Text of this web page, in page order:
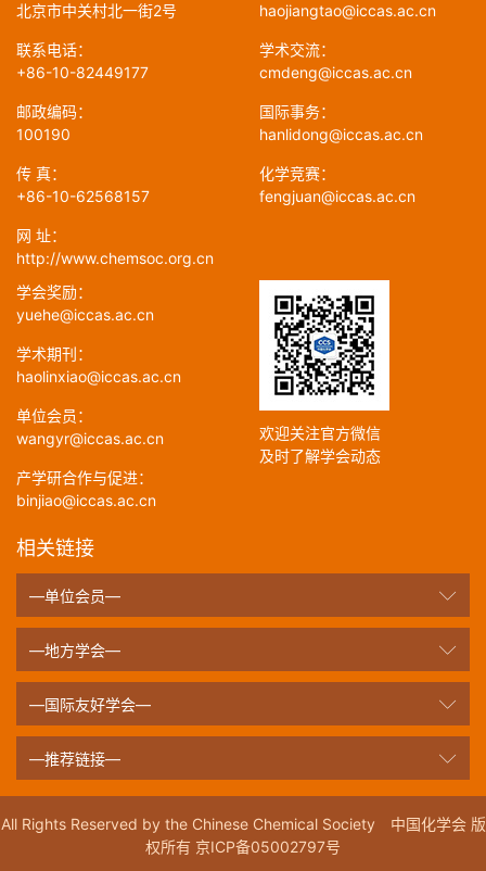
北京市中关村北一街2号
联系电话：
+86-10-82449177
邮政编码：
100190
传 真：
+86-10-62568157
网 址：
http://www.chemsoc.org.cn
haojiangtao@iccas.ac.cn
学术交流：
cmdeng@iccas.ac.cn
国际事务：
hanlidong@iccas.ac.cn
化学竞赛：
fengjuan@iccas.ac.cn
学会奖励：
yuehe@iccas.ac.cn
学术期刊：
haolinxiao@iccas.ac.cn
单位会员：
wangyr@iccas.ac.cn
产学研合作与促进：
binjiao@iccas.ac.cn
欢迎关注官方微信
及时了解学会动态
相关链接
—单位会员—
—地方学会—
—国际友好学会—
—推荐链接—
All Rights Reserved by the Chinese Chemical Society 中国化学会 版
权所有 京ICP备05002797号